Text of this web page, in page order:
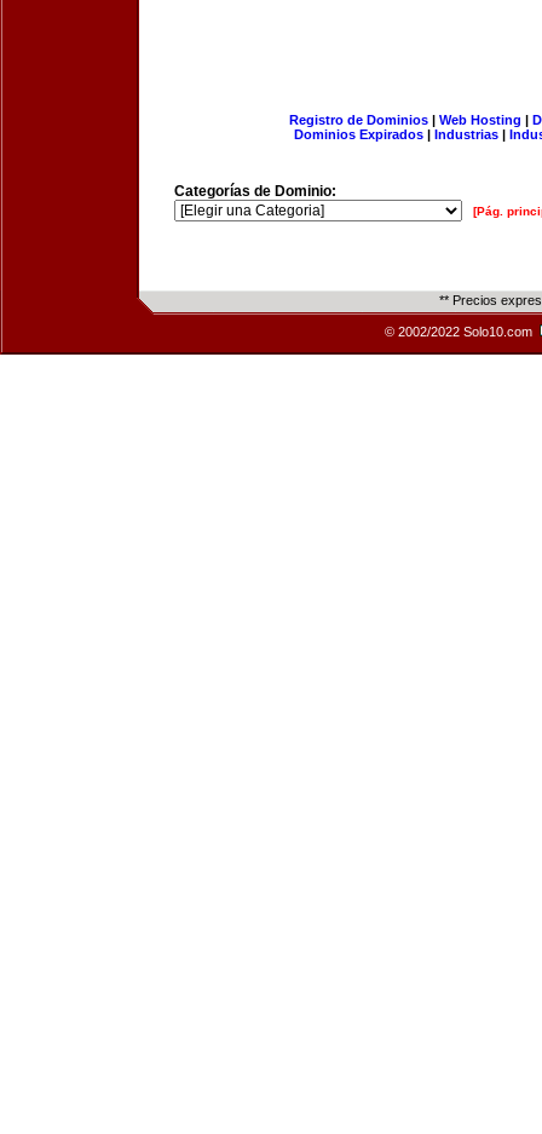
Registro de Dominios| Web Hosting |
Dominios Expirados | Industrias |
Categorías de Dominio:
[Pág.
** Precios
© 2002/2022 Solo10.com